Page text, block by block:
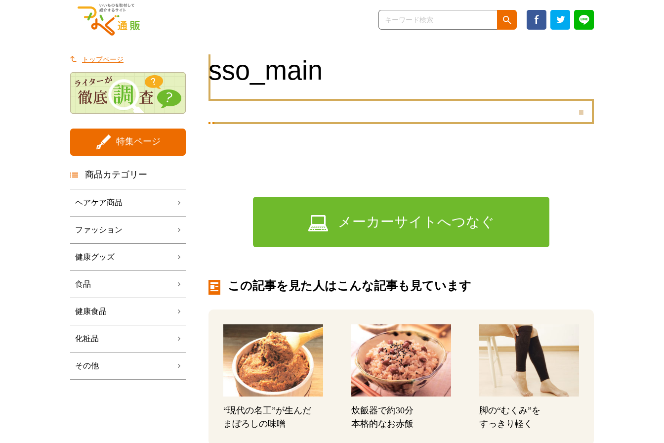
トップページ
特集ページ
商品カテゴリー
ヘアケア商品
ファッション
健康グッズ
食品
健康食品
化粧品
その他
sso_main
メーカーサイトへつなぐ
この記事を見た人はこんな記事も見ています
“現代の名工”が生んだ
まぼろしの味噌
炊飯器で約30分
本格的なお赤飯
脚の“むくみ”を
すっきり軽く